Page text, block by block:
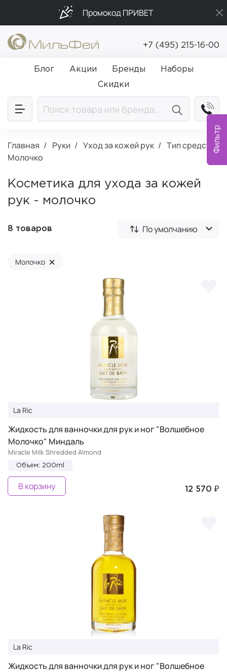
Фильтр
Промокод ПРИВЕТ
Бесплатная доставка от 5 000₽
Подарки в каждый заказ от 5 000₽
+7 (495) 215-16-00
Блог Акции Бренды
Наборы
Скидки
Главная Руки Уход за кожей рук
Тип средств:
Молочко
Косметика для ухода за кожей
рук - молочко
8 товаров По умолчанию
Молочко ×
La Ric
Жидкость для ванночки для рук и ног "Волшебное
Молочко" Миндаль
Miracle Milk Shredded Almond
Объем: 200ml
12 570 ₽
В корзину
La Ric
Жидкость для ванночки для рук и ног "Волшебное